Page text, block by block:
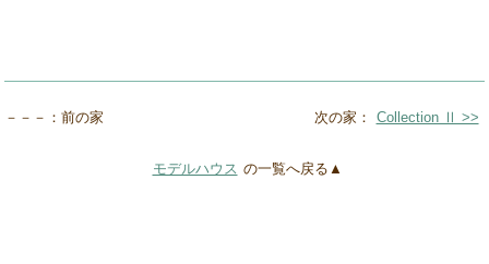
－－－：前の家 次の家： Collection Ⅱ >>
モデルハウス の一覧へ戻る▲